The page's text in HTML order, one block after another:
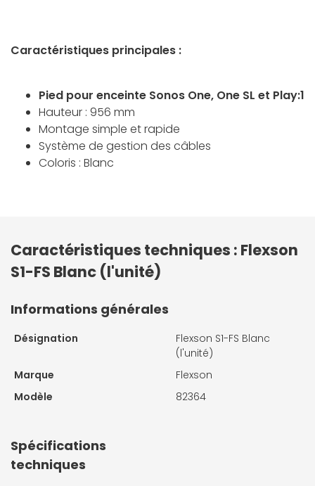
Caractéristiques principales :
Pied pour enceinte Sonos One, One SL et Play:1
Hauteur : 956 mm
Montage simple et rapide
Système de gestion des câbles
Coloris : Blanc
Caractéristiques techniques : Flexson
S1-FS Blanc (l'unité)
Informations générales
Désignation
Flexson S1-FS Blanc
(l'unité)
Marque
Flexson
Modèle
82364
Spécifications
techniques